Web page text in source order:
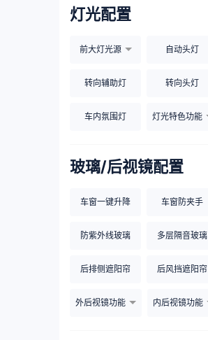
灯光配置
前大灯光源 自动头灯
转向辅助灯 转向头灯
车内氛围灯 灯光特色功能
玻璃/后视镜配置
车窗一键升降 车窗防夹手
防紫外线玻璃 多层隔音玻璃
后排侧遮阳帘 后风挡遮阳帘
外后视镜功能 内后视镜功能